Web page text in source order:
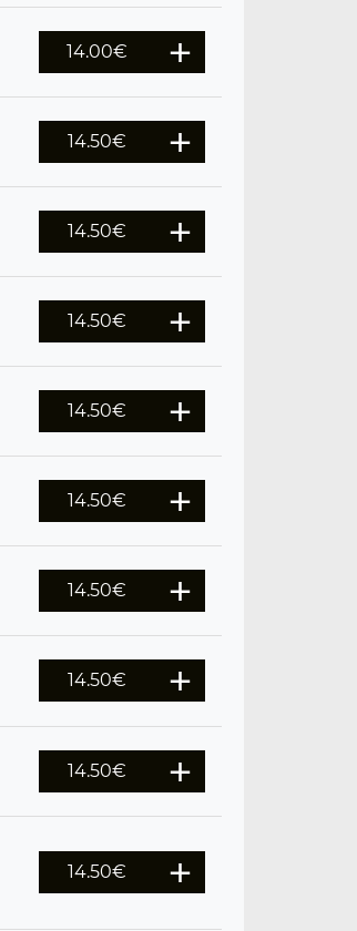
14.00€
14.50€
14.50€
14.50€
14.50€
14.50€
14.50€
14.50€
14.50€
14.50€